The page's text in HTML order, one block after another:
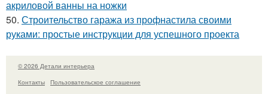
акриловой ванны на ножки
50. Строительство гаража из профнастила своими
руками: простые инструкции для успешного проекта
© 2026 Детали интерьера
Контакты
Пользовательское соглашение